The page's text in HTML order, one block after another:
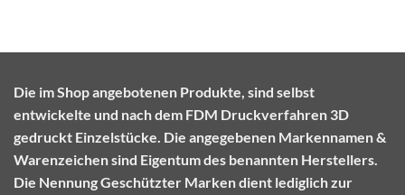
Die im Shop angebotenen Produkte, sind selbst
entwickelte und nach dem FDM Druckverfahren 3D
gedruckt Einzelstücke. Die angegebenen Markennamen &
Warenzeichen sind Eigentum des benannten Herstellers.
Die Nennung Geschützter Marken dient lediglich zur